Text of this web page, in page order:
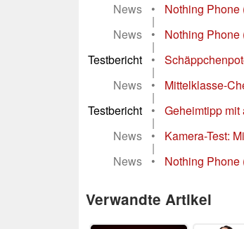
News
• Nothing
|
News
• Nothing Phone
|
Testbericht
•
|
News
• Mittelklasse-
|
Testbericht
• Geheimtipp
|
News
• Kamera-Test:
|
News
• Nothing Phone
Verwandte Artikel